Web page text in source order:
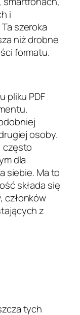
i
szeroka
niż drobne
formatu.
pliku PDF
osoby.
często
dla
siebie. Ma to
składa się
członków
z
tych